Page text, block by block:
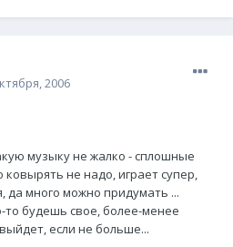
2006
музыку не жалко - сплошные
ковырять не надо, играет супер,
да много можно придумать ...
то будешь свое, более-менее
если не больше...